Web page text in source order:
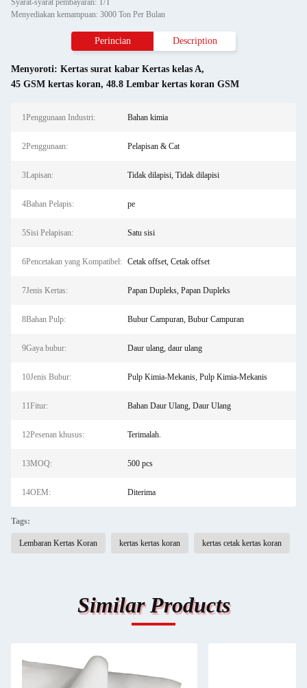
Syarat-syarat pembayaran: T/T
Menyediakan kemampuan: 3000 Ton Per Bulan
Perincian Description
Menyoroti: Kertas surat kabar Kertas kelas A,
45 GSM kertas koran, 48.8 Lembar kertas koran GSM
1Penggunaan Industri: Bahan kimia
2Penggunaan: Pelapisan & Cat
3Lapisan: Tidak dilapisi, Tidak dilapisi
4Bahan Pelapis: pe
5Sisi Pelapisan: Satu sisi
6Pencetakan yang Kompatibel: Cetak offset, Cetak offset
7Jenis Kertas: Papan Dupleks, Papan Dupleks
8Bahan Pulp: Bubur Campuran, Bubur Campuran
9Gaya bubur: Daur ulang, daur ulang
10Jenis Bubur: Pulp Kimia-Mekanis, Pulp Kimia-Mekanis
11Fitur: Bahan Daur Ulang, Daur Ulang
12Pesenan khusus: Terimalah.
13MOQ: 500 pcs
14OEM: Diterima
Tags:
Lembaran Kertas Koran kertas kertas koran kertas cetak kertas koran
Similar Products